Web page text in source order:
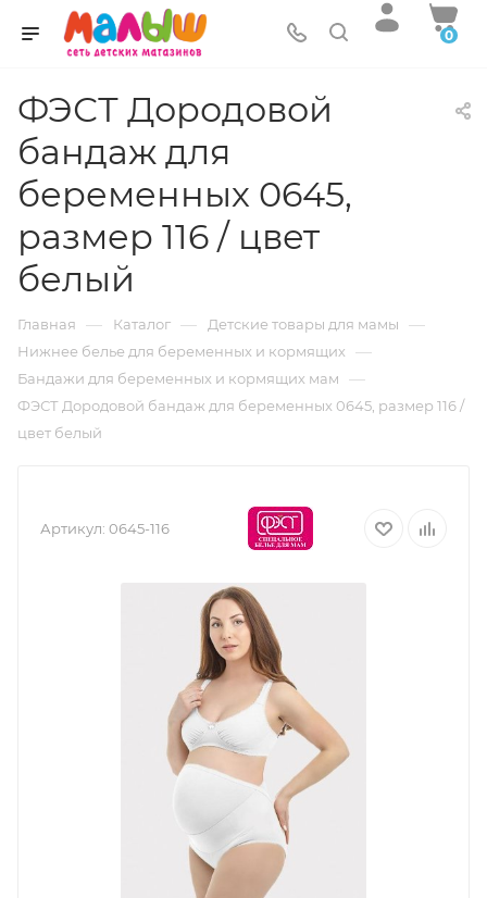
0
ФЭСТ Дородовой
бандаж для
беременных 0645,
размер 116 / цвет
белый
Главная — Каталог — Детские товары для мамы —
Нижнее белье для беременных и кормящих —
Бандажи для беременных и кормящих мам —
ФЭСТ Дородовой бандаж для беременных 0645, размер 116 /
цвет белый
Артикул: 0645-116